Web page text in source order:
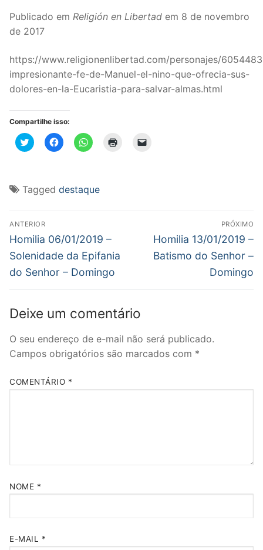
Publicado em Religión en Libertad em 8 de novembro
de 2017
https://www.religionenlibertad.com/personajes/
impresionante-fe-de-Manuel-el-nino-que-ofrecia-sus-
dolores-en-la-Eucaristia-para-salvar-almas.html
Compartilhe isso:
Clique
para
nova
janela)
Clique
para
nova
janela)
Clique
para
nova
janela)
Clique
janela)
Tagged destaque
Navegação
de
Post
ANTERIOR
Post
anterior:
Homilia 06/01/2019 –
Solenidade da Epifania
do Senhor – Domingo
PRÓXIMO
Próximo
post:
Homilia 13/01/2019 –
Batismo do Senhor –
Domingo
Deixe um comentário
O seu endereço de e-mail não será publicado.
Campos obrigatórios são marcados com *
COMENTÁRIO *
NOME *
E-MAIL *